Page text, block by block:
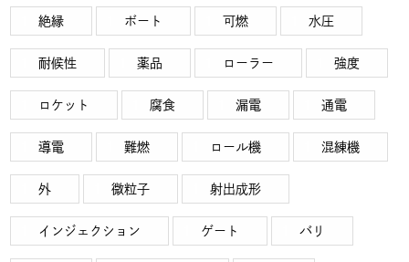
絶縁 ボート 可燃 水圧
耐候性 薬品 ローラー 強度
ロケット 腐食 漏電 通電
導電 難燃 ロール機 混練機
外 微粒子 射出成形
インジェクション ゲート バリ